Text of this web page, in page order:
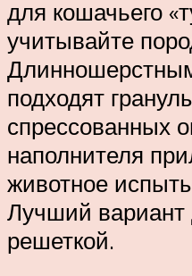
для кошачьего
учитывайте
подходят
спрессованных
наполнителя
животное
Лучший вариант
решеткой.